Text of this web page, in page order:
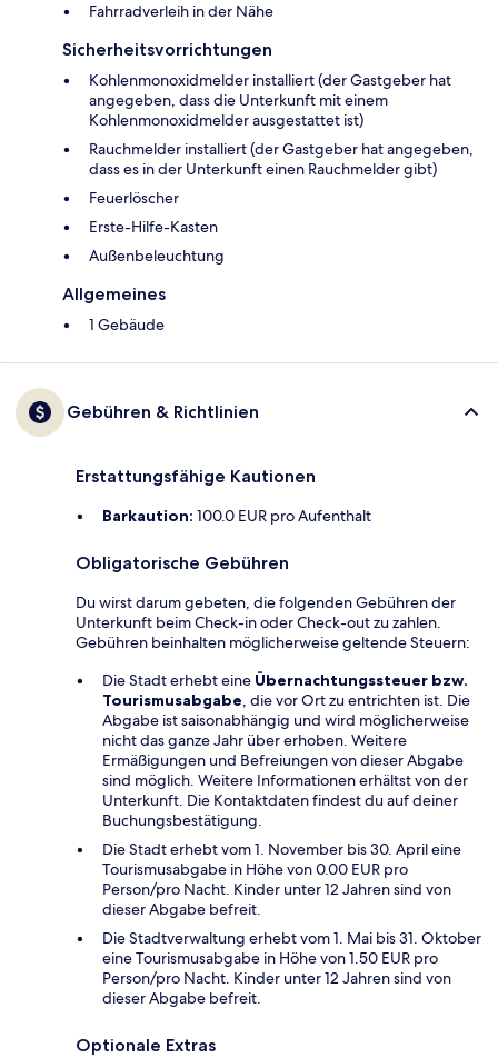
Fahrradverleih in der Nähe
Sicherheitsvorrichtungen
Kohlenmonoxidmelder installiert (der Gastgeber hat
angegeben, dass die Unterkunft mit einem
Kohlenmonoxidmelder ausgestattet ist)
Rauchmelder installiert (der Gastgeber hat angegeben,
dass es in der Unterkunft einen Rauchmelder gibt)
Feuerlöscher
Ers­te-Hil­fe-Kas­ten
Außenbeleuchtung
Allgemeines
1 Gebäude
Gebühren & Richtlinien
Erstattungsfähige Kautionen
Barkaution: 100.0 EUR pro Aufenthalt
Obligatorische Gebühren
Du wirst darum gebeten, die folgenden Gebühren der
Unterkunft beim Check-in oder Check-out zu zahlen.
Gebühren beinhalten möglicherweise geltende Steuern:
Die Stadt erhebt eine Übernachtungssteuer bzw.
Tourismusabgabe, die vor Ort zu entrichten ist. Die
Abgabe ist saisonabhängig und wird möglicherweise
nicht das ganze Jahr über erhoben. Weitere
Ermäßigungen und Befreiungen von dieser Abgabe
sind möglich. Weitere Informationen erhältst von der
Unterkunft. Die Kontaktdaten findest du auf deiner
Buchungsbestätigung.
Die Stadt erhebt vom 1. November bis 30. April eine
Tourismusabgabe in Höhe von 0.00 EUR pro
Person/pro Nacht. Kinder unter 12 Jahren sind von
dieser Abgabe befreit.
Die Stadtverwaltung erhebt vom 1. Mai bis 31. Oktober
eine Tourismusabgabe in Höhe von 1.50 EUR pro
Person/pro Nacht. Kinder unter 12 Jahren sind von
dieser Abgabe befreit.
Optionale Extras